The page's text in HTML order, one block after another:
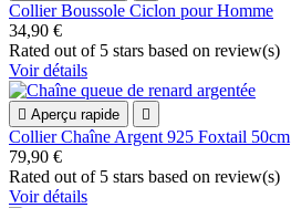
Collier Boussole Ciclon pour Homme
34,90 €
Rated out of 5 stars based on review(s)
Voir détails
 Aperçu rapide 
Collier Chaîne Argent 925 Foxtail 50cm
79,90 €
Rated out of 5 stars based on review(s)
Voir détails